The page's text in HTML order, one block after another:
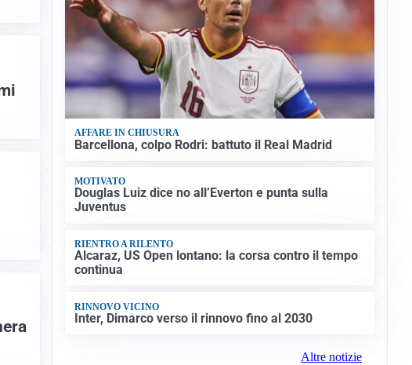
AFFARE IN CHIUSURA
Barcellona, colpo Rodri: battuto il Real Madrid
MOTIVATO
Douglas Luiz dice no all’Everton e punta sulla
Juventus
RIENTRO A RILENTO
Alcaraz, US Open lontano: la corsa contro il tempo
continua
RINNOVO VICINO
Inter, Dimarco verso il rinnovo fino al 2030
Altre notizie